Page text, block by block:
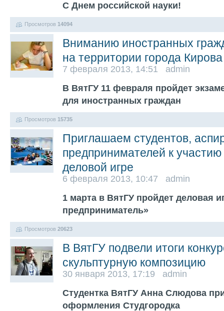
С Днем российской науки!
Просмотров 14094
Вниманию иностранных
на территории города
7 февраля 2013, 14:51 admin
В ВятГУ 11 февраля пройдет
для иностранных граждан
Просмотров 15735
Приглашаем студентов,
предпринимателей к
деловой игре
6 февраля 2013, 10:47 admin
1 марта в ВятГУ пройдет деловая
предприниматель»
Просмотров 20623
В ВятГУ подвели итоги
скульптурную композицию
30 января 2013, 17:19 admin
Студентка ВятГУ Анна Слюдова
оформления Студгородка